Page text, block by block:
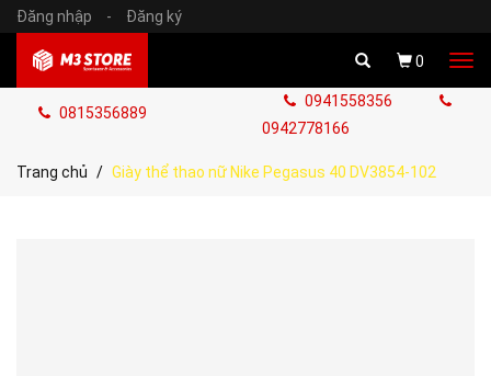
Đăng nhập - Đăng ký
0
0815356889
0941558356
0942778166
Trang chủ Giày thể thao nữ Nike Pegasus 40 DV3854-102